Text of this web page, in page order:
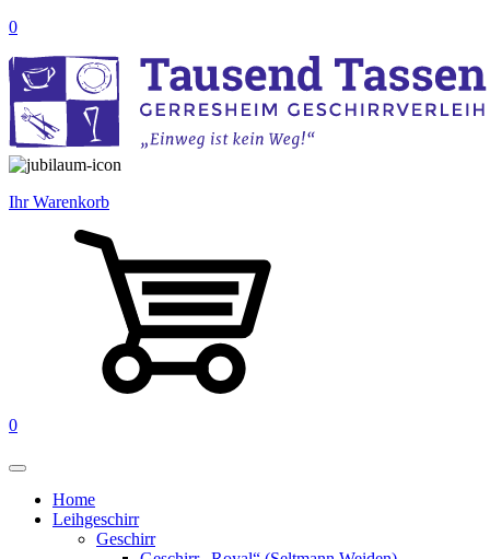
0
Ihr Warenkorb
0
Home
Leihgeschirr
Geschirr